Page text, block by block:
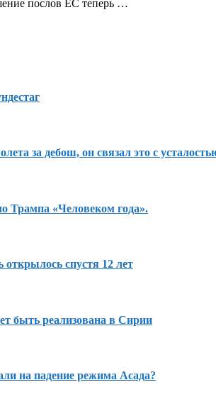
послов ЕС теперь …
за дебош, он связал это с
Трампа «Человеком года».
спустя 12 лет
быть реализована в Сирии
на падение режима Асада?